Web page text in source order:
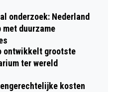
onderzoek: Nederland
met duurzame
ontwikkelt grootste
ter wereld
kosten